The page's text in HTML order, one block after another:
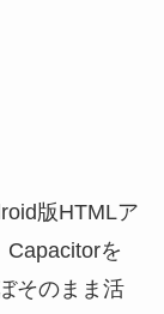
版HTMLア
Capacitorを
そのまま活